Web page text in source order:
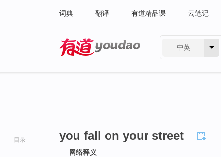
词典 翻译 有道精品课 云笔记
中英
目录 you fall on your street
网络释义